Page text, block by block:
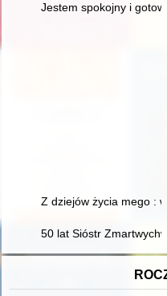
Jestem spokojny i
Z dziejów życia mego :
50 lat Sióstr